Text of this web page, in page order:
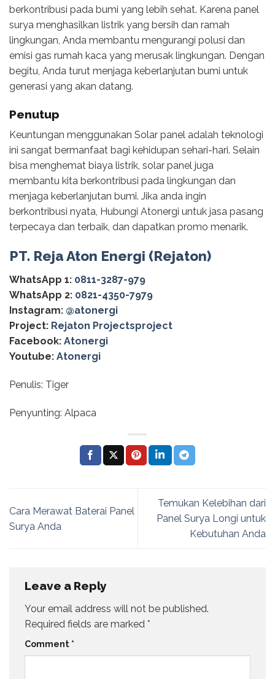
berkontribusi pada bumi yang lebih sehat. Karena panel
surya menghasilkan listrik yang bersih dan ramah
lingkungan, Anda membantu mengurangi polusi dan
emisi gas rumah kaca yang merusak lingkungan. Dengan
begitu, Anda turut menjaga keberlanjutan bumi untuk
generasi yang akan datang.
Penutup
Keuntungan menggunakan Solar panel adalah teknologi
ini sangat bermanfaat bagi kehidupan sehari-hari. Selain
bisa menghemat biaya listrik, solar panel juga
membantu kita berkontribusi pada lingkungan dan
menjaga keberlanjutan bumi. Jika anda ingin
berkontribusi nyata, Hubungi Atonergi untuk jasa pasang
terpecaya dan terbaik, dan dapatkan promo menarik.
PT. Reja Aton Energi (Rejaton)
WhatsApp 1: 0811-3287-979
WhatsApp 2: 0821-4350-7979
Instagram: @‌atonergi
Project: Rejaton Projectsproject
Facebook: Atonergi
Youtube: Atonergi
Penulis: Tiger
Penyunting: Alpaca
Cara Merawat Baterai Panel
Surya Anda
Temukan Kelebihan dari
Panel Surya Longi untuk
Kebutuhan Anda
Leave a Reply
Your email address will not be published.
Required fields are marked *
Comment *